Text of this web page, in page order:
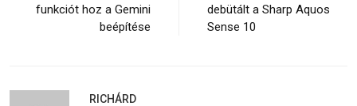
funkciót hoz a Gemini
beépítése
debütált a Sharp Aquos
Sense 10
RICHÁRD